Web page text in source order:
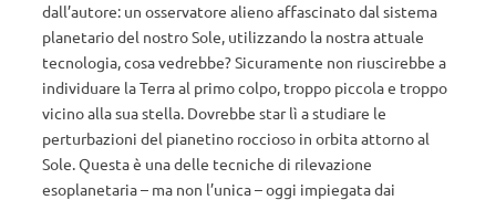
dall’autore: un osservatore alieno affascinato dal sistema
planetario del nostro Sole, utilizzando la nostra attuale
tecnologia, cosa vedrebbe? Sicuramente non riuscirebbe a
individuare la Terra al primo colpo, troppo piccola e troppo
vicino alla sua stella. Dovrebbe star lì a studiare le
perturbazioni del pianetino roccioso in orbita attorno al
Sole. Questa è una delle tecniche di rilevazione
esoplanetaria – ma non l’unica – oggi impiegata dai